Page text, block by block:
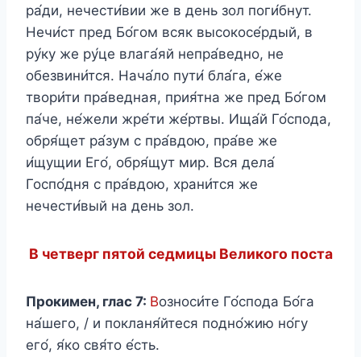
ра́ди, нечести́вии же в день зол поги́бнут.
Нечи́ст пред Бо́гом всяк высокосе́рдый, в
ру́ку же ру́це влага́яй непра́ведно, не
обезвини́тся. Нача́ло пути́ бла́га, е́же
твори́ти пра́ведная, прия́тна же пред Бо́гом
па́че, не́жели жре́ти же́ртвы. Ища́й Го́спода,
обря́щет ра́зум с пра́вдою, пра́ве же
и́щущии Его́, обря́щут мир. Вся дела́
Госпо́дня с пра́вдою, храни́тся же
нечести́вый на день зол.
В четверг пятой седмицы Великого поста
Прокимен, глас 7: Возноси́те Го́спода Бо́га
на́шего, / и покланя́йтеся подно́жию но́гу
его́, я́ко свя́то е́сть.